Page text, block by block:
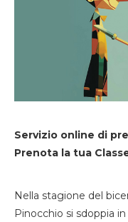
Servizio online di
Prenota la tua
Nella stagione del
Pinocchio si sdoppia